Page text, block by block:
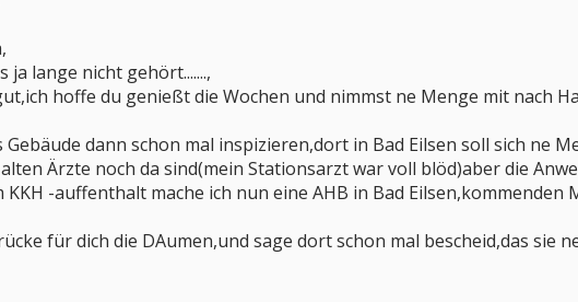
ja lange nicht gehört.......,
hoffe du genießt die Wochen und nimmst ne Menge mit nach
Gebäude dann schon mal inspizieren,dort in Bad Eilsen soll sich ne
Ärzte noch da sind(mein Stationsarzt war voll blöd)aber die
KKH -auffenthalt mache ich nun eine AHB in Bad
für dich die DAumen,und sage dort schon mal bescheid,das sie